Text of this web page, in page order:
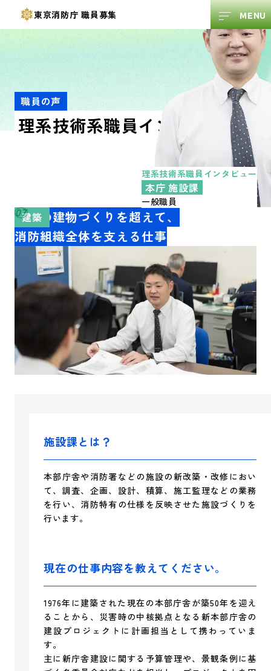
東京消防庁職員募集
職員の声
理系技術系職員インタビュー
建築
07
理系技術系職員インタビュー
本庁 施設課
一般職員
一つの建物づくりを超えて、
消防組織全体を支える仕事
施設課とは？
本部庁舎や消防署などの施設の新改築・改修におい
て、調査、企画、設計、積算、施工監理などの業務
を行い、消防特有の仕様を反映させた施設づくりを
行います。
現在の仕事内容を教えてください。
1976年に建築された現在の本部庁舎が築50年を迎え
ることから、災害時の中核拠点となる新本部庁舎の
建設プロジェクトに計画担当として携わっていま
す。
主に新庁舎建設に関する予算管理や、景観条例に基